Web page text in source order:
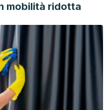
mobilità ridotta